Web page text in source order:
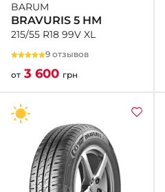
BARUM
BRAVURIS 5 HM
215/55 R18 99V XL
9 отзывов
от 3 600 грн